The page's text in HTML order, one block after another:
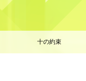
十の約束